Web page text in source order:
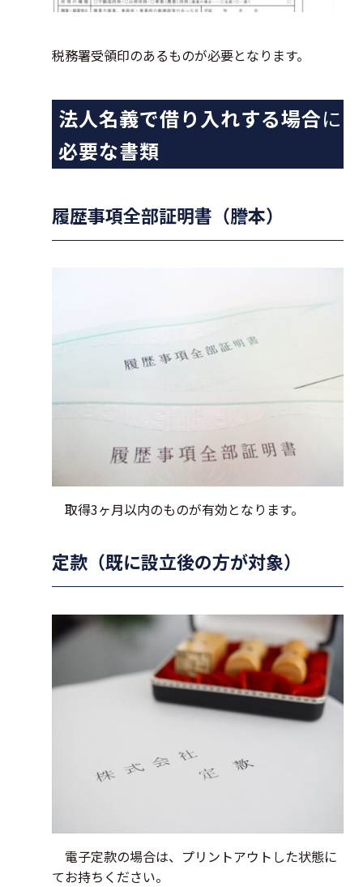
税務署受領印のあるものが必要となります。
法人名義で借り入れする場合に
必要な書類
履歴事項全部証明書（謄本）
取得3ヶ月以内のものが有効となります。
定款 （既に設立後の方が対象）
電子定款の場合は、プリントアウトした状態に
てお持ちください。